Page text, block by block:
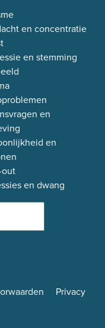
en concentratie
en stemming
en
en
out
en dwang
Privacy